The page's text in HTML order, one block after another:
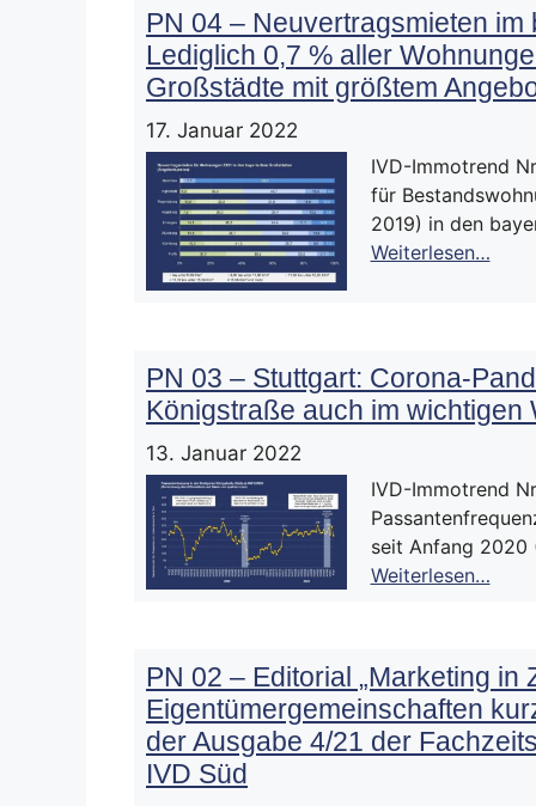
PN 04 – Neuvertragsmieten
Lediglich 0,7 % aller
Großstädte mit größtem
17. Januar 2022
IVD-Immotrend
für
2019) in den
Weiterlesen…
PN 03 – Stuttgart: Corona-
Königstraße auch im wichtigen
13. Januar 2022
IVD-Immotrend
seit Anfang 2020
Weiterlesen…
PN 02 – Editorial „Marketing
Eigentümergemeinschaften
der Ausgabe 4/21 der
IVD Süd